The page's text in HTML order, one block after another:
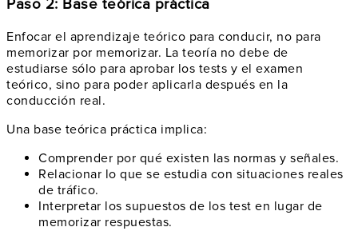
Paso 2: Base teórica práctica
Enfocar el aprendizaje teórico para conducir, no para
memorizar por memorizar. La teoría no debe de
estudiarse sólo para aprobar los tests y el examen
teórico, sino para poder aplicarla después en la
conducción real.
Una base teórica práctica implica:
Comprender por qué existen las normas y señales.
Relacionar lo que se estudia con situaciones reales
de tráfico.
Interpretar los supuestos de los test en lugar de
memorizar respuestas.